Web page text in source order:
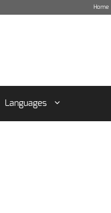
Home
Languages